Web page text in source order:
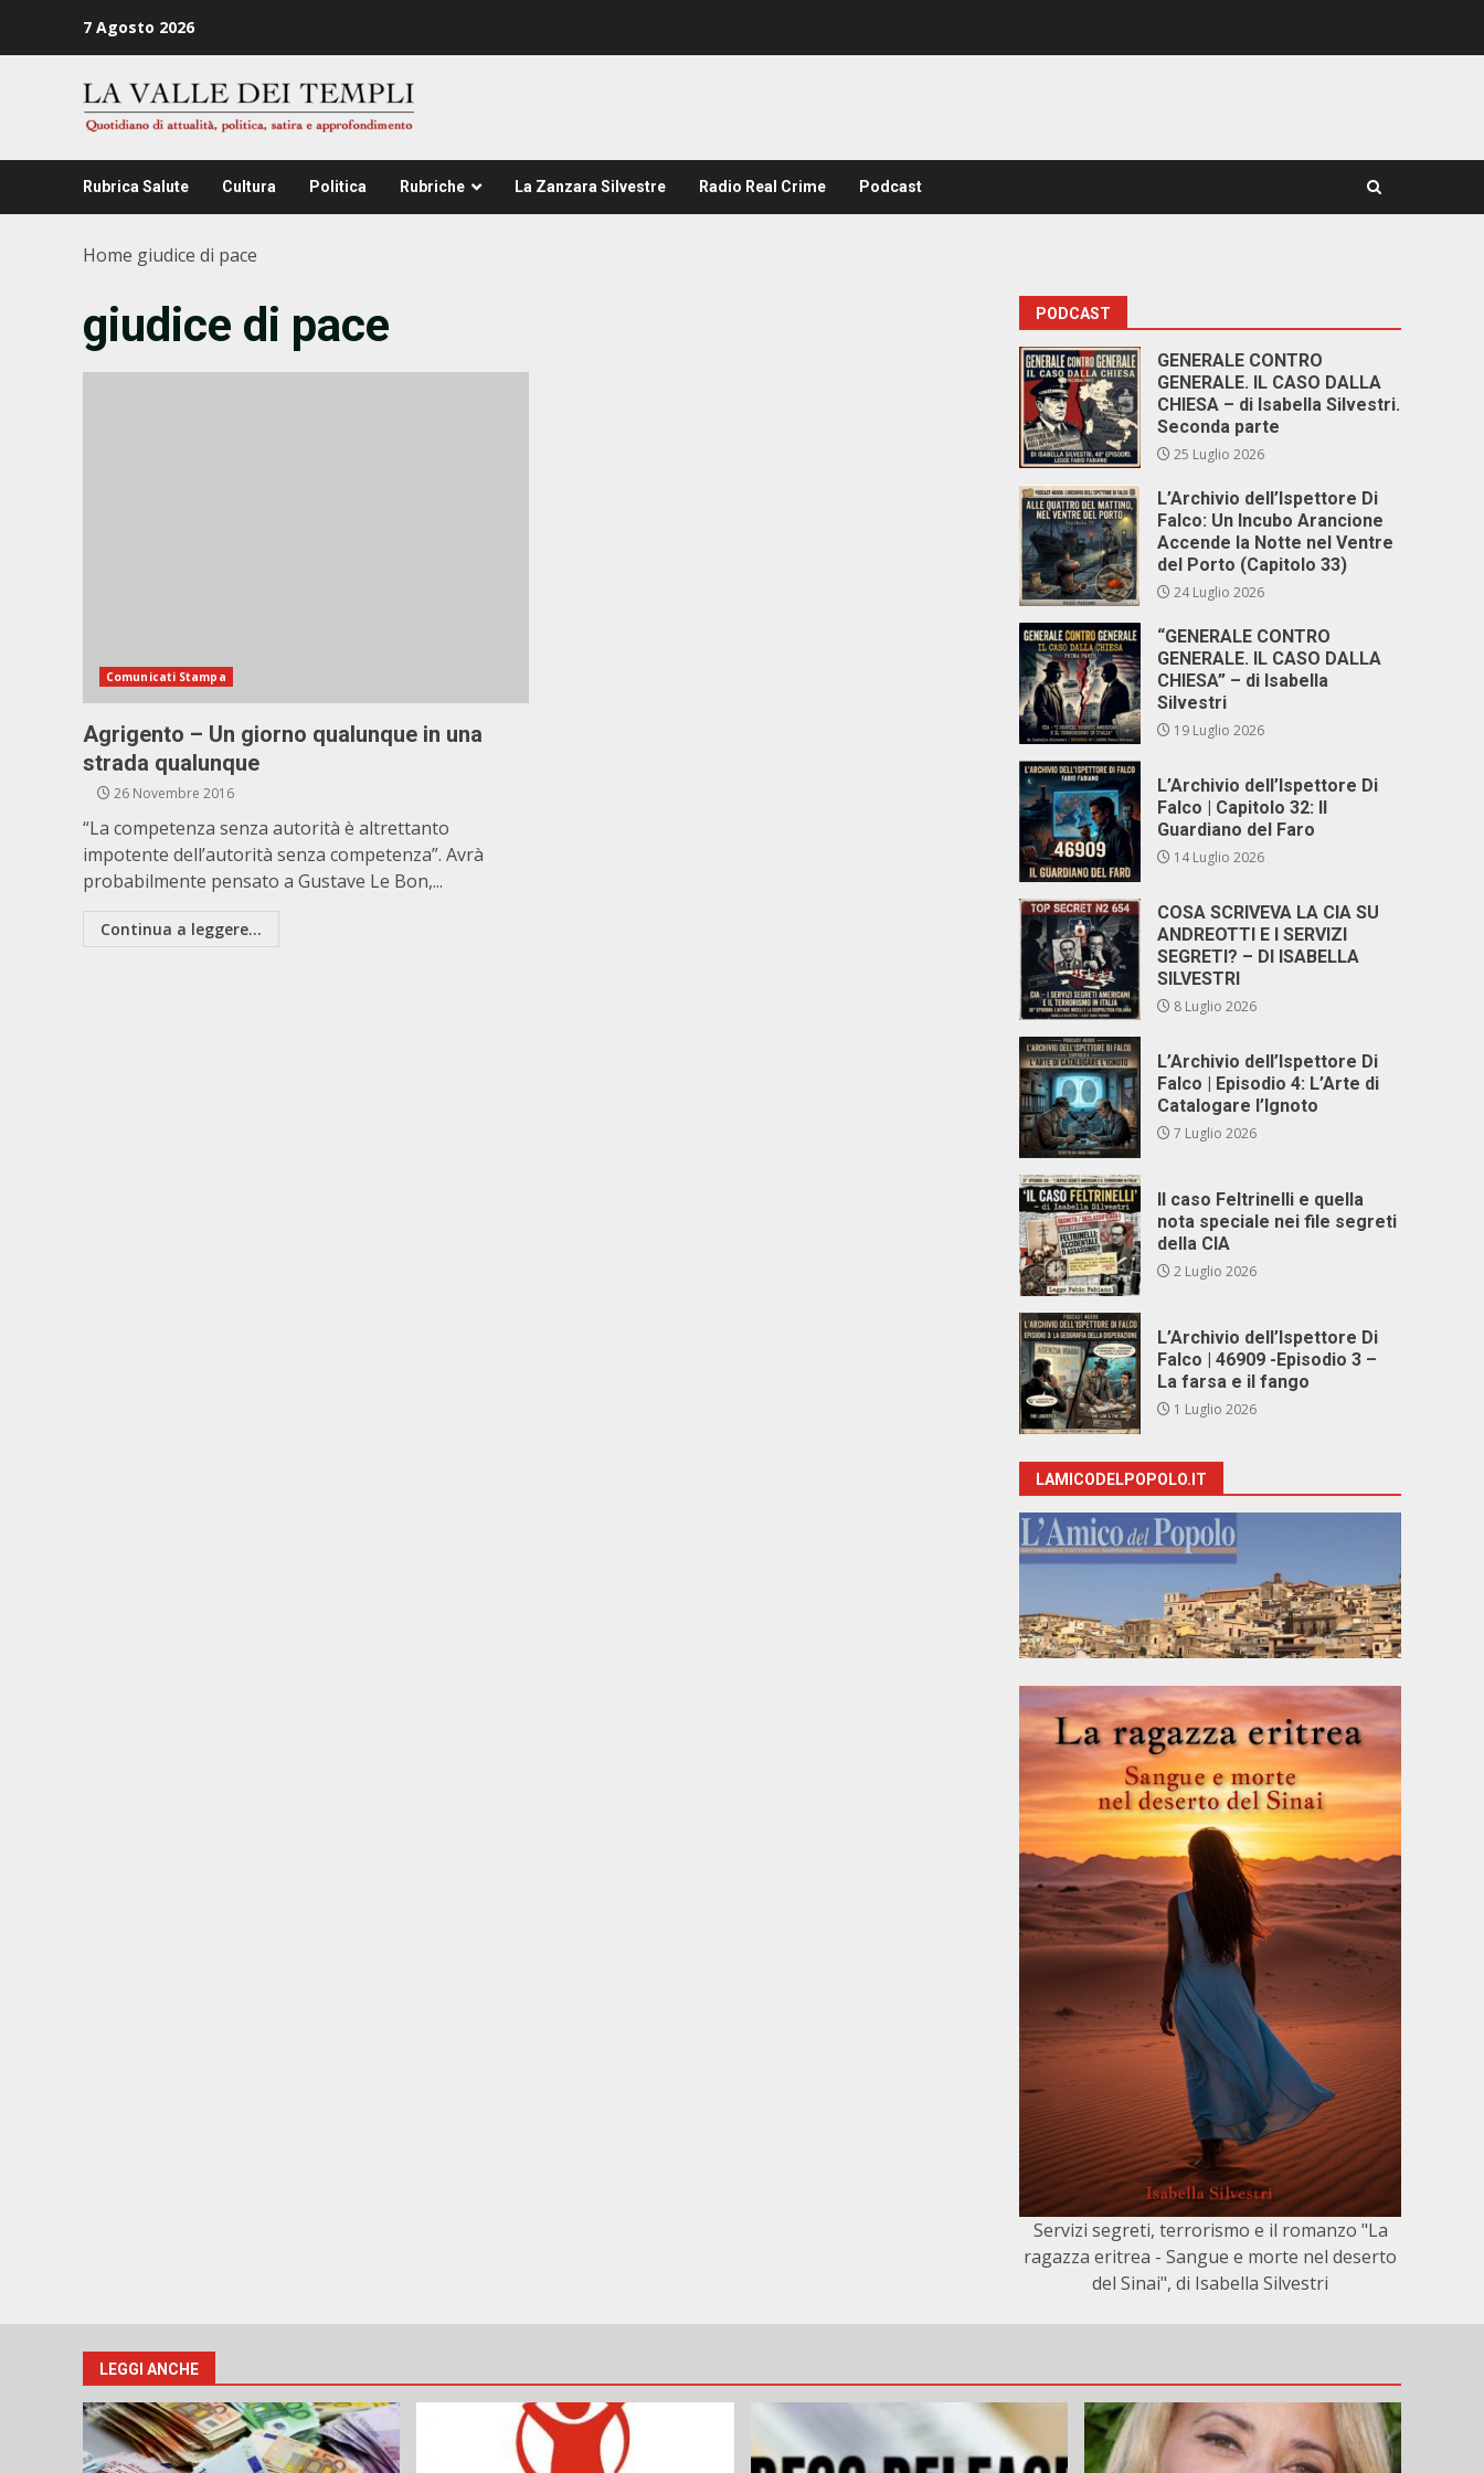
7 Agosto 2026
Rubrica Salute Cultura Politica Rubriche La Zanzara Silvestre Radio Real Crime Podcast
Home giudice di pace
giudice di pace
Comunicati Stampa
Agrigento – Un giorno qualunque in una
strada qualunque
26 Novembre 2016
“La competenza senza autorità è altrettanto
impotente dell’autorità senza competenza”. Avrà
probabilmente pensato a Gustave Le Bon,...
Continua a leggere...
PODCAST
GENERALE CONTRO
GENERALE. IL CASO DALLA
CHIESA – di Isabella Silvestri.
Seconda parte
25 Luglio 2026
L’Archivio dell’Ispettore Di
Falco: Un Incubo Arancione
Accende la Notte nel Ventre
del Porto (Capitolo 33)
24 Luglio 2026
“GENERALE CONTRO
GENERALE. IL CASO DALLA
CHIESA” – di Isabella
Silvestri
19 Luglio 2026
L’Archivio dell’Ispettore Di
Falco | Capitolo 32: Il
Guardiano del Faro
14 Luglio 2026
COSA SCRIVEVA LA CIA SU
ANDREOTTI E I SERVIZI
SEGRETI? – DI ISABELLA
SILVESTRI
8 Luglio 2026
L’Archivio dell’Ispettore Di
Falco | Episodio 4: L’Arte di
Catalogare l’Ignoto
7 Luglio 2026
Il caso Feltrinelli e quella
nota speciale nei file segreti
della CIA
2 Luglio 2026
L’Archivio dell’Ispettore Di
Falco | 46909 -Episodio 3 –
La farsa e il fango
1 Luglio 2026
LAMICODELPOPOLO.IT
Servizi segreti, terrorismo e il romanzo "La
ragazza eritrea - Sangue e morte nel deserto
del Sinai", di Isabella Silvestri
LEGGI ANCHE